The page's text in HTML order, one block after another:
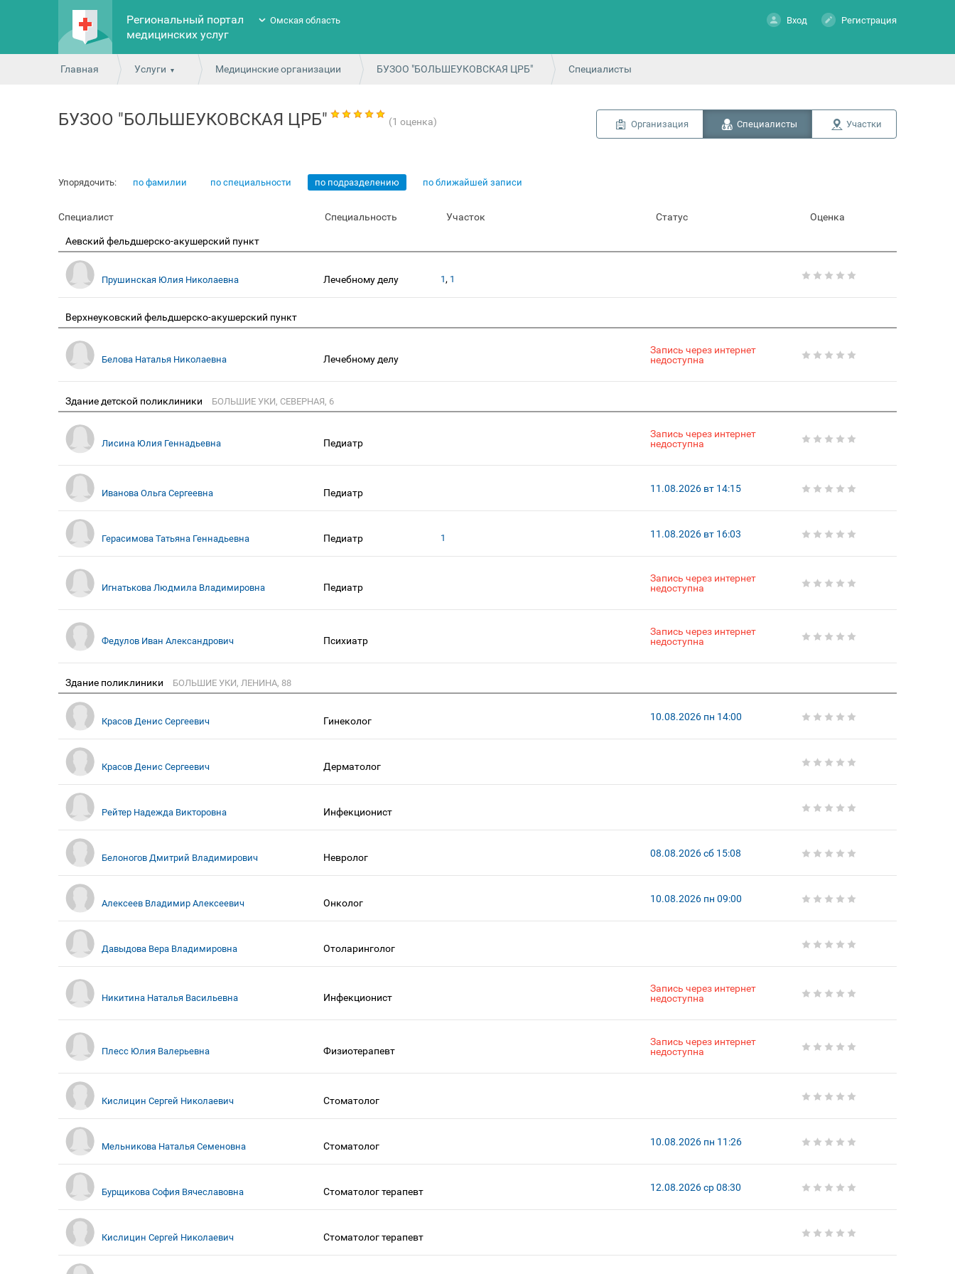
Региональный портал
медицинских услуг
Омская область Вход Регистрация
Главная Услуги Медицинские организации БУЗОО "БОЛЬШЕУКОВСКАЯ ЦРБ" Специалисты
БУЗОО "БОЛЬШЕУКОВСКАЯ ЦРБ" (1 оценка) Организация Специалисты Участки
Упорядочить: по фамилии по специальности по подразделению по ближайшей записи
Специалист Специальность Участок Статус Оценка
Аевский фельдшерско-акушерский пункт
Прушинская Юлия Николаевна Лечебному делу 1 , 1
Верхнеуковский фельдшерско-акушерский пункт
Белова Наталья Николаевна Лечебному делу
Запись через интернет
недоступна
Здание детской поликлиники БОЛЬШИЕ УКИ, СЕВЕРНАЯ, 6
Лисина Юлия Геннадьевна Педиатр
Запись через интернет
недоступна
Иванова Ольга Сергеевна Педиатр 11.08.2026 вт 14:15
Герасимова Татьяна Геннадьевна Педиатр 1 11.08.2026 вт 16:03
Игнатькова Людмила Владимировна Педиатр
Запись через интернет
недоступна
Федулов Иван Александрович Психиатр
Запись через интернет
недоступна
Здание поликлиники БОЛЬШИЕ УКИ, ЛЕНИНА, 88
Красов Денис Сергеевич Гинеколог 10.08.2026 пн 14:00
Красов Денис Сергеевич Дерматолог
Рейтер Надежда Викторовна Инфекционист
Белоногов Дмитрий Владимирович Невролог 08.08.2026 сб 15:08
Алексеев Владимир Алексеевич Онколог 10.08.2026 пн 09:00
Давыдова Вера Владимировна Отоларинголог
Никитина Наталья Васильевна Инфекционист
Запись через интернет
недоступна
Плесс Юлия Валерьевна Физиотерапевт
Запись через интернет
недоступна
Кислицин Сергей Николаевич Стоматолог
Мельникова Наталья Семеновна Стоматолог 10.08.2026 пн 11:26
Бурщикова София Вячеславовна Стоматолог терапевт 12.08.2026 ср 08:30
Кислицин Сергей Николаевич Стоматолог терапевт